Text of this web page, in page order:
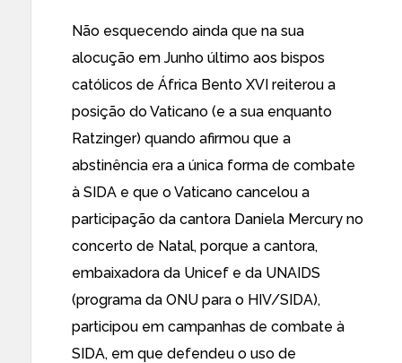
Não esquecendo ainda que na sua
alocução em Junho último aos bispos
católicos de África Bento XVI reiterou a
posição do Vaticano (e a sua enquanto
Ratzinger) quando afirmou que a
abstinência era a única forma de combate
à SIDA e que o Vaticano cancelou a
participação da cantora Daniela Mercury no
concerto de Natal, porque a cantora,
embaixadora da Unicef e da UNAIDS
(programa da ONU para o HIV/SIDA),
participou em campanhas de combate à
SIDA, em que defendeu o uso de